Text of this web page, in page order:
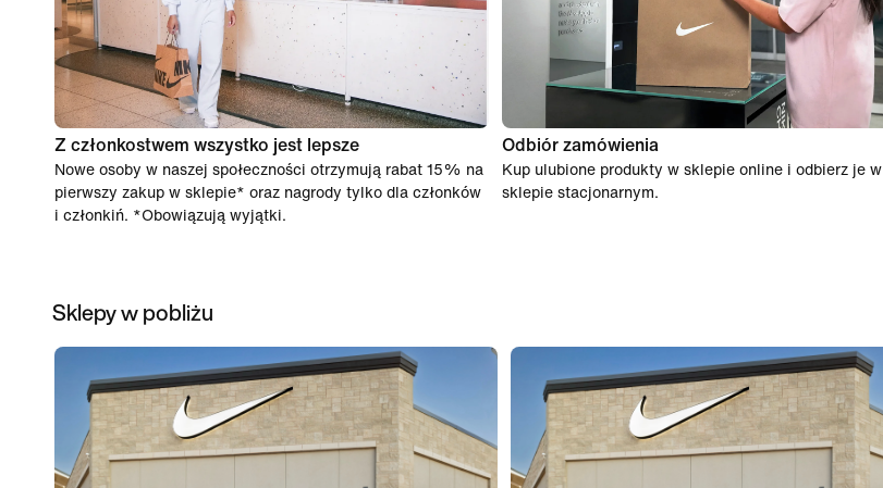
Z członkostwem wszystko jest lepsze
Nowe osoby w naszej społeczności otrzymują rabat 15% na
pierwszy zakup w sklepie* oraz nagrody tylko dla członków
i członkiń. *Obowiązują wyjątki.
Odbiór zamówienia
Kup ulubione produkty w sklepie online i odbierz je w
sklepie stacjonarnym.
Sklepy w pobliżu